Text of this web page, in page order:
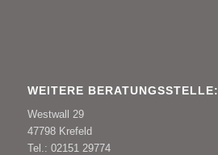
WEITERE BERATUNGSSTELLE:
Westwall 29
47798 Krefeld
Tel.: 02151 29774